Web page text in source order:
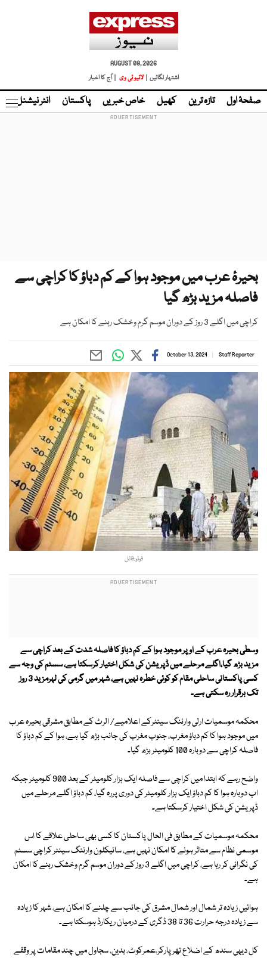
AUGUST 08, 2026
اشتہار لگائیں |
لائیو ٹی وی | آج کا اخبار
صفحۂ اول تازہ ترین کھیل خاص خبریں پاکستان انٹر نیشنل
بحیرۂ عرب میں موجود ہوا کے کم دباؤ کا کراچی سے
فاصلہ مزید بڑھ گیا
کراچی میں اگلے 3 روز کے دوران موسم گرم وخشک رہنے کا امکان ہے
Staff Reporter
October 13, 2024
فوٹو:فائل
وسطی بحیرہ عرب کے اوپر موجود ہوا کے کم دباؤ کا فاصلہ شدت کے بعد کراچی سے
مزید بڑھ گیا،اگلے مرحلے میں ڈپریشن کی شکل اختیار کرسکتا ہے، سسٹم کی وجہ سے
کسی پاکستانی ساحلی مقام کو کوئی خطرہ نہیں ہے، شہر میں گرمی کی لہرمزید 3 روز
تک برقرار رہ سکتی ہے۔
محکمہ موسمیات ارلی وارننگ سینٹرکے اعلامیے/ الرٹ کے مطابق مشرقی بحیرہ عرب
میں موجود ہوا کا کم دباؤ مغرب، جنوب مغرب کی جانب بڑھ گیا ہے، ہوا کے کم دباؤ کا
فاصلہ کراچی سے دوبارہ 100 کلومیٹر بڑھ گیا۔
واضح رہے کہ ابتدا میں کراچی سے فاصلہ ایک ہزار کلومیٹر کے بعد 900 کلومیٹر جبکہ
اب دوبارہ ہوا کا کم دباؤ ایک ہزار کلومیٹر کی دوری پررہ گیا، کم دباؤ اگلے مرحلے میں
ڈپریشن کی شکل اختیار کرسکتا ہے۔
محکمہ موسمیات کے مطابق فی الحال پاکستان کا کسی بھی ساحلی علاقے کا اس
موسمی نظام سے متاثر ہونے کا امکان نہیں ہے، سائیکلون وارننگ سینٹر کراچی سسٹم
کی نگرانی کر رہا ہے، کراچی میں اگلے 3 روز کے دوران موسم گرم وخشک رہنے کا امکان
ہے۔
ہوائیں زیادہ تر شمال اور شمال مشرق کی جانب سے چلنے کا امکان ہے، شہر کا زیادہ
سے زیادہ درجہ حرارت 36 تا 38 ڈگری کے درمیان ریکارڈ ہوسکتا ہے۔
کل دیہی سندھ کے اضلاع تھرپارکر،عمرکوٹ، بدین، سجاول میں چند مقامات پر وقفے